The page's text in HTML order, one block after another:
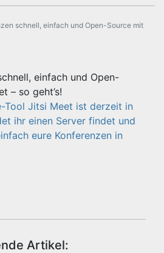
schnell, einfach und Open-Source mit
einfach und Open-
– so geht’s!
Artikel: